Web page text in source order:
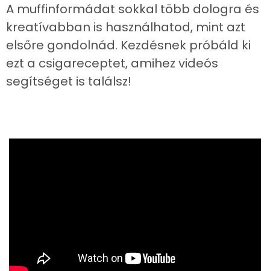
A muffinformádat sokkal több dologra és
kreatívabban is használhatod, mint azt
elsőre gondolnád. Kezdésnek próbáld ki
ezt a csigareceptet, amihez videós
segítséget is találsz!